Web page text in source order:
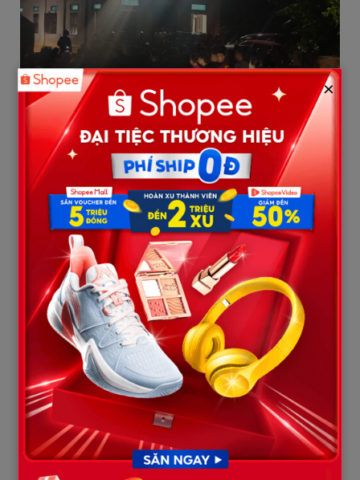
Hiện trường vụ trọng án.
Bước đầu, lực lượng chức năng xác định vụ việc khiến 4 người
tuvong và 1 người khác bị thương. Nghi phạm được cho là gây ra
vụ án cũng đã được phát hiện tuvong.
[MUA 1 TẶNG 1] Túi Nước Giặt Xả MaxKleen 3.8kg/ 3.6kg + Túi
Nước Giặt Xả 1.2kg Mùi ngẫu nhiên
Vụ việc xảy ra tại một căn nhà 2 tầng trên địa bàn. Ngay sau khi
nhận được tin báo, lực lượng công an đã nhanh chóng có mặt,
phong tỏa nghiêm ngặt khu vực hiện trường để phục vụ công
tác điều tra.
Ghi nhận tại hiện trường cho thấy nhiều lực lượng chức năng
vẫn đang làm nhiệm vụ xuyên đêm. Khu vực xảy ra vụ việc được
kiểm soát chặt chẽ, người dân không được tiếp cận gần hiện
trường.
×